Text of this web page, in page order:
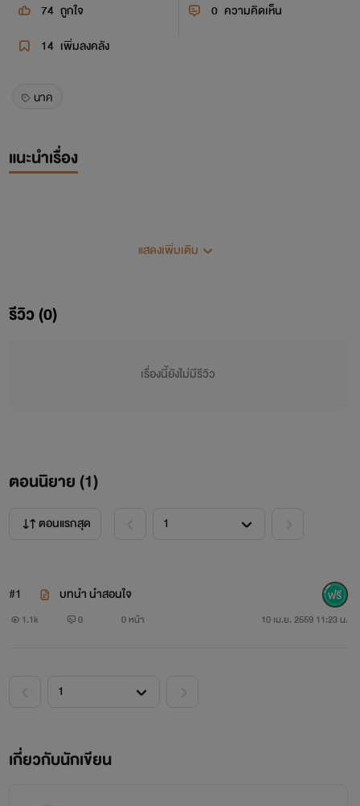
74 ถูกใจ 0 ความคิดเห็น
14 เพิ่มลงคลัง
นาค
แนะนำเรื่อง
แสดงเพิ่มเติม
รีวิว (0)
เรื่องนี้ยังไม่มีรีวิว
ตอนนิยาย (1)
ตอนแรกสุด
#1 บทนำ นำสอนใจ
1.1k 0 0 หน้า 10 เม.ย. 2559 11:23 น.
เกี่ยวกับนักเขียน